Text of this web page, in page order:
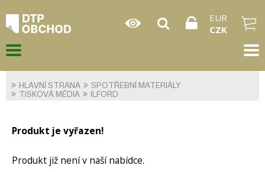
EUR
CZK
HLAVNÍ STRANA
SPOTŘEBNÍ MATERIÁLY
TISKOVÁ MÉDIA
ILFORD
Produkt je vyřazen!
Produkt již není v naší nabídce.